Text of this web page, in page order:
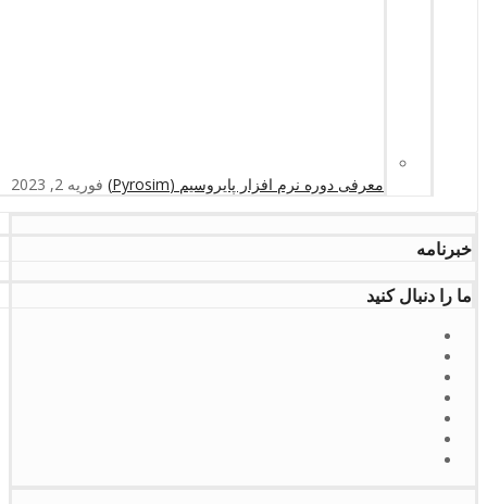
معرفی دوره نرم افزار پایروسیم (Pyrosim) فوریه 2, 2023
خبرنامه
ما را دنبال کنید